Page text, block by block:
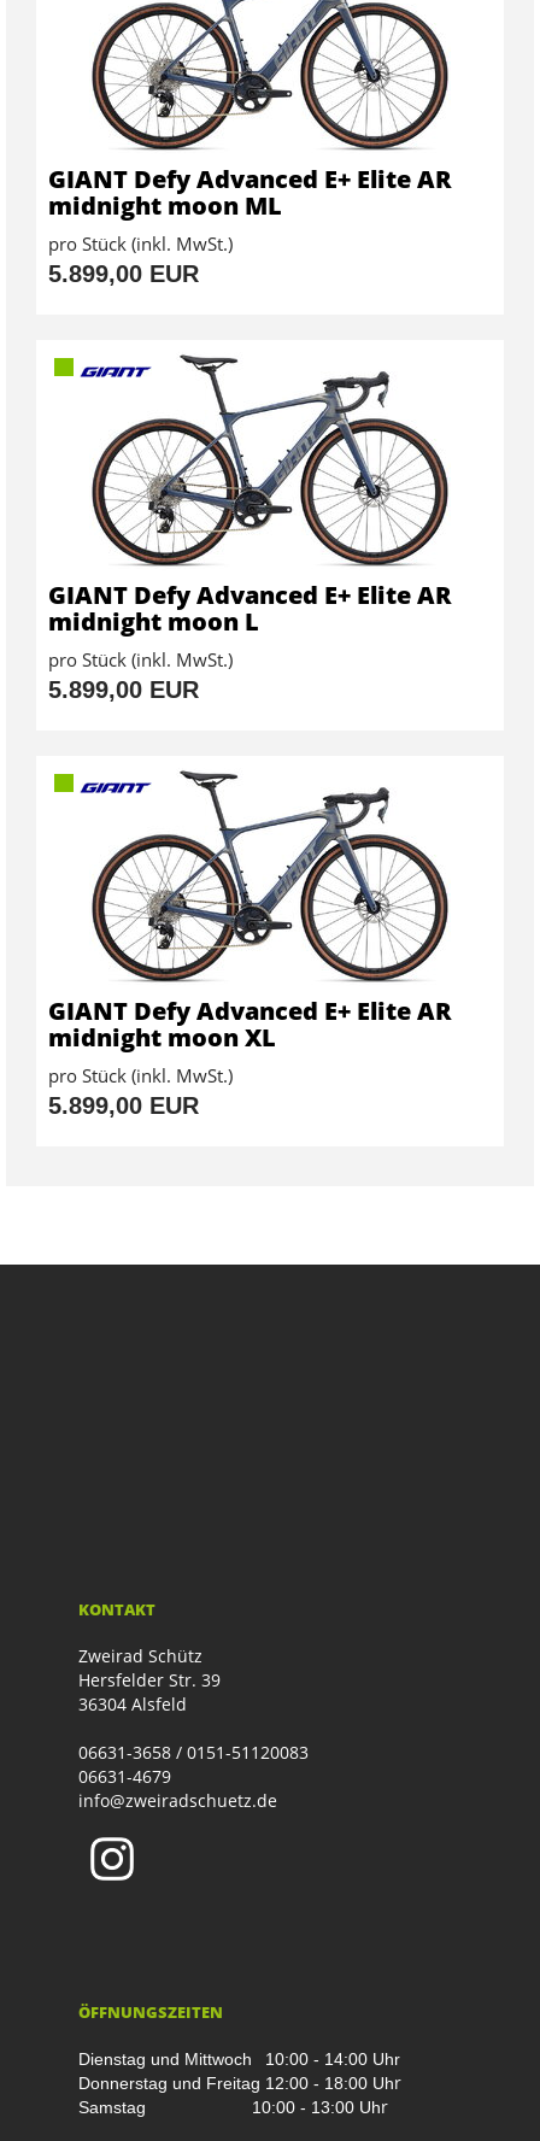
GIANT Defy Advanced E+ Elite AR
midnight moon ML
pro Stück (inkl. MwSt.)
5.899,00 EUR
GIANT Defy Advanced E+ Elite AR
midnight moon L
pro Stück (inkl. MwSt.)
5.899,00 EUR
GIANT Defy Advanced E+ Elite AR
midnight moon XL
pro Stück (inkl. MwSt.)
5.899,00 EUR
KONTAKT
Zweirad Schütz
Hersfelder Str. 39
36304 Alsfeld
06631-3658 / 0151-51120083
06631-4679
info@zweiradschuetz.de
ÖFFNUNGSZEITEN
Dienstag und Mittwoch
10:00 - 14:00 Uhr
Donnerstag und Freitag 12:00 - 18:00 Uhr
Samstag 10:00 - 13:00 Uhr